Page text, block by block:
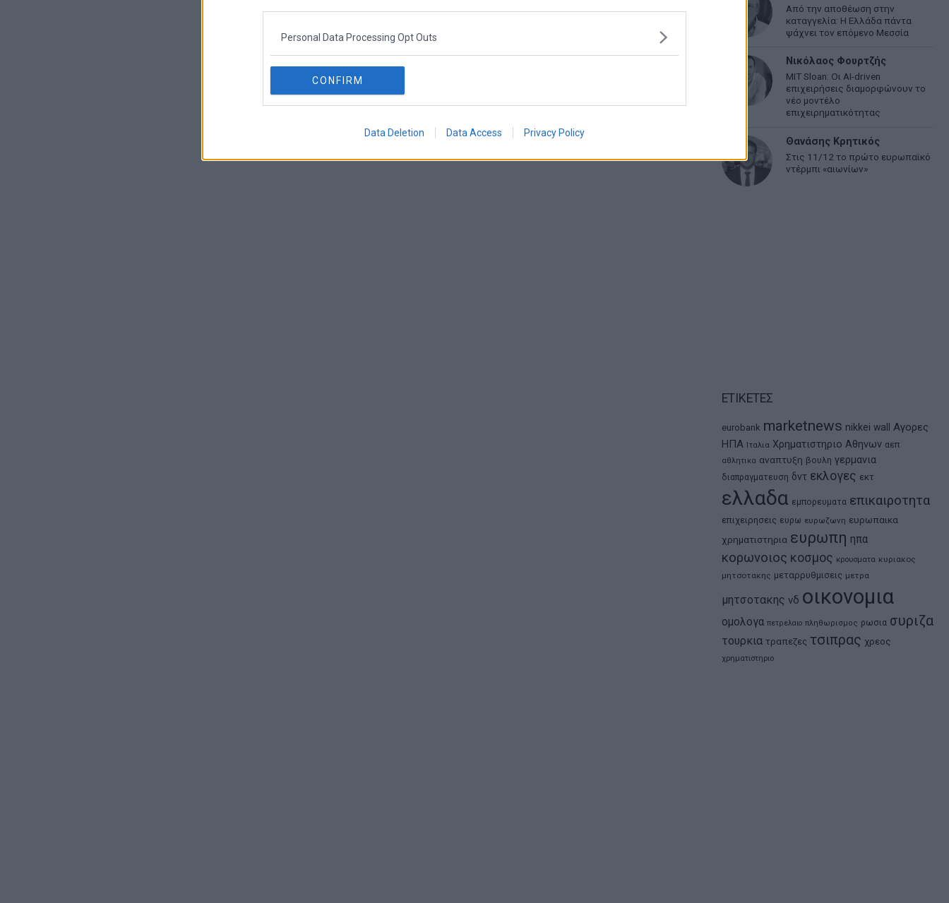
Personal Data Processing Opt Outs
CONFIRM
Data Deletion Data Access Privacy Policy
Από την αποθέωση στην
καταγγελία: Η Ελλάδα πάντα
ψάχνει τον επόμενο Μεσσία
Νικόλαος Φουρτζής
MIT Sloan: Οι AI-driven
επιχειρήσεις διαμορφώνουν το
νέο μοντέλο
επιχειρηματικότητας
Θανάσης Κρητικός
Στις 11/12 το πρώτο ευρωπαϊκό
ντέρμπι «αιωνίων»
ΕΤΙΚΕΤΕΣ
eurobank marketnews nikkei wall
Αγορες
ΗΠΑ Ιταλια Χρηματιστηριο Αθηνων αεπ
αθλητικα αναπτυξη βουλη γερμανια
διαπραγματευση δντ εκλογες εκτ
ελλαδα εμπορευματα επικαιροτητα
επιχειρησεις ευρω ευρωζωνη ευρωπαικα
χρηματιστηρια ευρωπη ηπα
κορωνοιος κοσμος κρουσματα κυριακος
μητσοτακης μεταρρυθμισεις μετρα
μητσοτακης νδ οικονομια
ομολογα πετρελαιο πληθωρισμος ρωσια συριζα
τουρκια τραπεζες τσιπρας χρεος
χρηματιστηριο